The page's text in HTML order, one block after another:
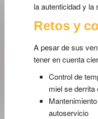
la autenticidad y la
Retos y
A pesar de sus
tener en cuenta
Control de
miel se derrita
autoservicio